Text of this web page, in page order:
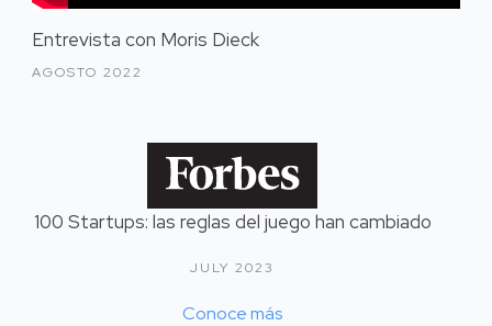
Entrevista con Moris Dieck
AGOSTO 2022
100 Startups: las reglas del juego han cambiado
JULY 2023
Conoce más